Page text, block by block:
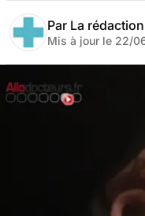
Par La
Mis à jour le 22/